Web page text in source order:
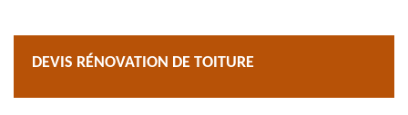
DEVIS RÉNOVATION DE TOITURE